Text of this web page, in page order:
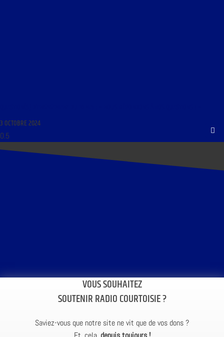
3 OCTOBRE 2024
VOUS SOUHAITEZ
SOUTENIR RADIO COURTOISIE ?
Saviez-vous que notre site ne vit que de vos dons ?